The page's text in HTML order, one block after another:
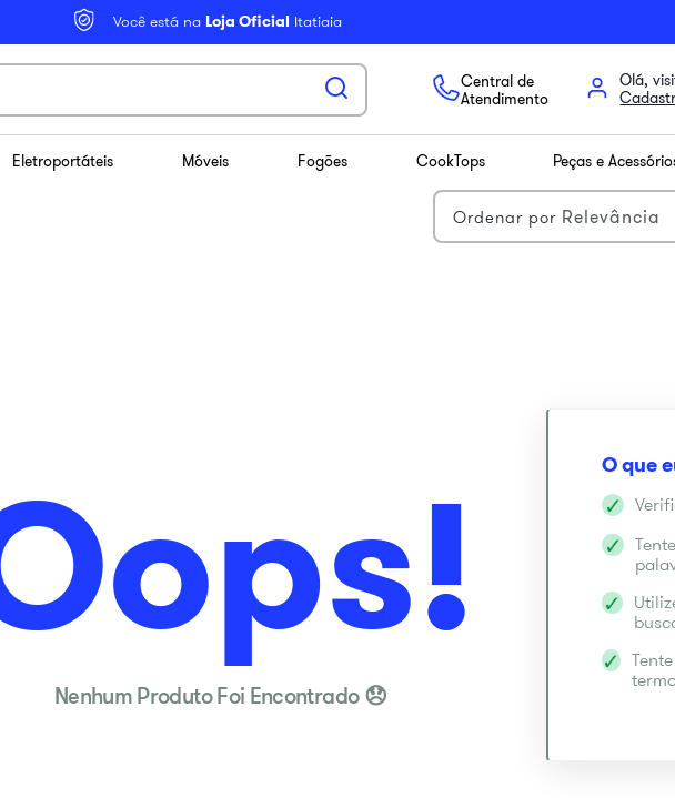
Você está na Loja Oficial Itatiaia
Central de
Atendimento
Olá,
Eletroportáteis Móveis Fogões CookTops Peças e
Ordenar por Relevância